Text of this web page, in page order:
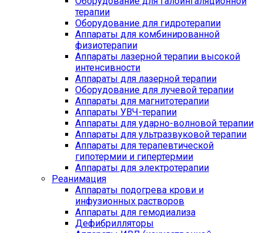
терапии
Оборудование для гидротерапии
Аппараты для комбинированной
физиотерапии
Аппараты лазерной терапии высокой
интенсивности
Аппараты для лазерной терапии
Оборудование для лучевой терапии
Аппараты для магнитотерапии
Аппараты УВЧ-терапии
Аппараты для ударно-волновой терапии
Аппараты для ультразвуковой терапии
Аппараты для терапевтической
гипотермии и гипертермии
Аппараты для электротерапии
Реанимация
Аппараты подогрева крови и
инфузионных растворов
Аппараты для гемодиализа
Дефибрилляторы